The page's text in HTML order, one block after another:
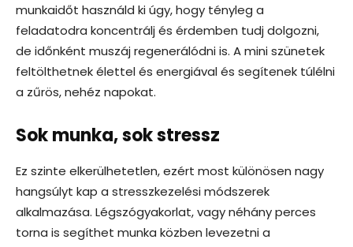
munkaidőt használd ki úgy, hogy tényleg a
feladatodra koncentrálj és érdemben tudj dolgozni,
de időnként muszáj regenerálódni is. A mini szünetek
feltölthetnek élettel és energiával és segítenek túlélni
a zűrös, nehéz napokat.
Sok munka, sok stressz
Ez szinte elkerülhetetlen, ezért most különösen nagy
hangsúlyt kap a stresszkezelési módszerek
alkalmazása. Légszógyakorlat, vagy néhány perces
torna is segíthet munka közben levezetni a